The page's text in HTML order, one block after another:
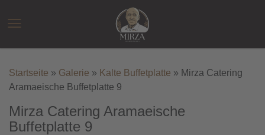
springen
☰
Startseite » Galerie » Kalte Buffetplatte » Mirza Catering
Aramaeische Buffetplatte 9
Mirza Catering Aramaeische
Buffetplatte 9